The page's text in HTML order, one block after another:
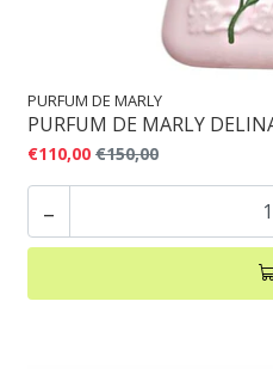
PURFUM DE MARLY
PURFUM DE MARLY
€110,00 €150,00
-